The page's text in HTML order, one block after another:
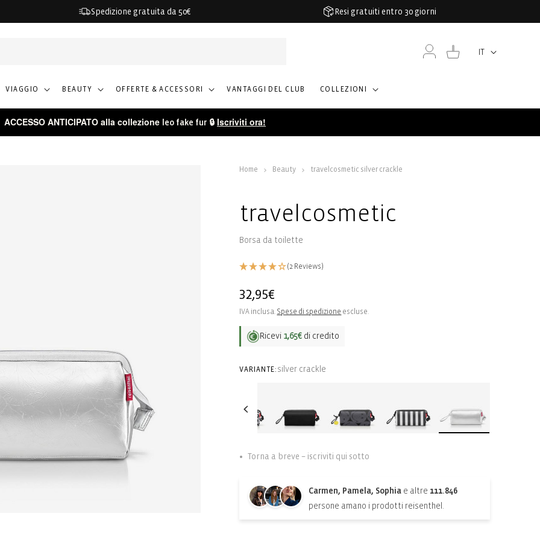
Spedizione gratuita da 50€ Resi gratuiti entro 30 giorni
VIAGGIO BEAUTY OFFERTE & ACCESSORI VANTAGGI DEL CLUB COLLEZIONI
LinguaIT
Accedi Carrello
ACCESSO ANTICIPATO alla collezione leo fake fur 🔒 Iscriviti ora!
Home Beauty travelcosmetic silver crackle
travelcosmetic
Borsa da toilette
(2 Reviews)
Prezzo
di
listino
32,95€
IVA inclusa. Spese di spedizione escluse.
Ricevi 1,65€ di credito
VARIANTE: silver crackle
Torna a breve – iscriviti qui sotto
Carmen, Pamela, Sophia e altre 111.846
persone amano i prodotti reisenthel.